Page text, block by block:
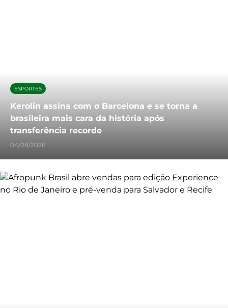
ESPORTES
Kerolin assina com o Barcelona e se torna a
brasileira mais cara da história após
transferência recorde
04/08/2026